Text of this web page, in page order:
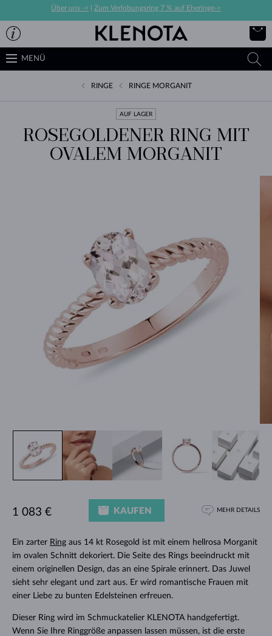
Über uns -> Zum Verlobungsring 7 % auf Eheringe->
MENÜ
RINGE RINGE MORGANIT
AUF LAGER
ROSEGOLDENER RING MIT
OVALEM MORGANIT
Ein zarter Ringaus 14 kt Rosegold ist mit einem hellrosa Morganit
im ovalen Schnitt dekoriert. Die Seite des Rings beeindruckt mit
einem originellen Design, das an eine Spirale erinnert. Das Juwel
sieht sehr elegant und zart aus. Er wird romantische Frauen mit
einer Liebe zu bunten Edelsteinen erfreuen.
Dieser Ring wird im Schmuckatelier KLENOTA handgefertigt.
Wenn Sie Ihre Ringgröße anpassen lassen müssen, ist die erste
1 083 € KAUFEN MEHR DETAILS